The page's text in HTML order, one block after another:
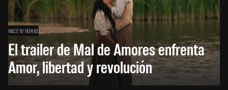
HACE 10 HORAS
El trailer de Mal de Amores enfrenta
Amor, libertad y revolución